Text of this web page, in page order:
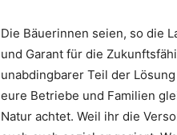
Die Bäuerinnen seien, so die
und Garant für die
unabdingbarer Teil der
eure Betriebe und Familien
Natur achtet. Weil ihr die